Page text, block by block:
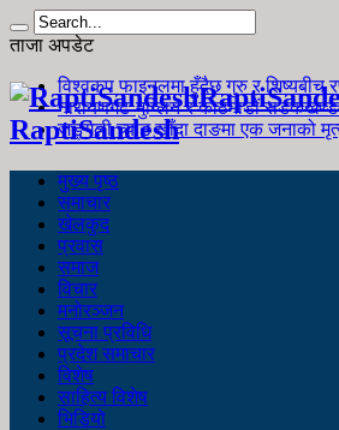
ताजा अपडेट
विश्वकप फाइनलमा हुँदैछ गुरु र शिष्यबीच
नारायणगढ-मुग्लिन र काठमाडौं
जङ्गली च्याउ खाँदा दाङमा एक जनाको
RaptiSandesh
मुख्य पृष्ठ
समाचार
खेलकुद
प्रवास
समाज
विचार
मनोरञ्जन
सूचना प्रविधि
प्रदेश समाचार
विशेष
साहित्य विशेष
भिडियो